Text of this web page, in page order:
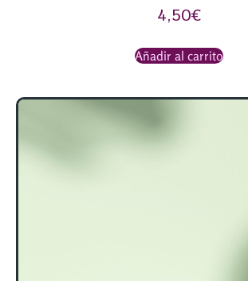
4,50€
Añadir al carrito